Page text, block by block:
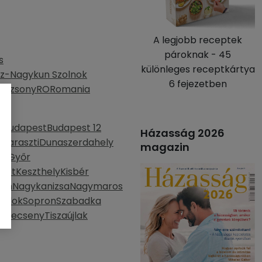
Nagykun Szolnok
PozsonyRORomania
BudapestBudapest 12
Dunaszerdahely
Győr
KeszthelyKisbér
NagykanizsaNagymaros
SopronSzabadka
Tiszaújlak
A legjobb receptek
pároknak - 45
különleges receptkártya
6 fejezetben
Házasság 2026
magazin